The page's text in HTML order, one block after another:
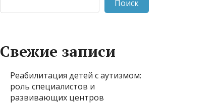
Поиск
Свежие записи
Реабилитация детей с аутизмом:
роль специалистов и
развивающих центров